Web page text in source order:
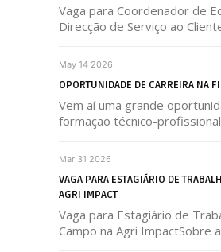
Vaga para Coordenador de
Direcção de Serviço ao
May 14 2026
OPORTUNIDADE DE CARREIRA NA
Vem aí uma grande
formação técnico-
Mar 31 2026
VAGA PARA ESTAGIÁRIO DE
AGRI IMPACT
Vaga para Estagiário de
Campo na Agri ImpactSobre